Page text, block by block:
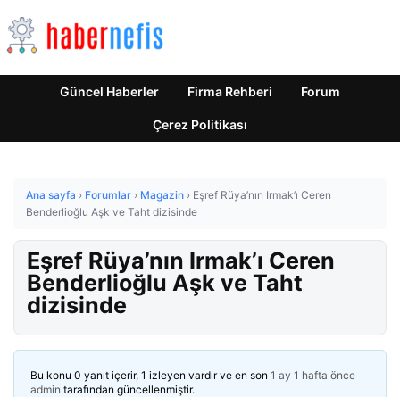
Güncel Haberler Firma Rehberi Forum
Çerez Politikası
Ana sayfa › Forumlar › Magazin › Eşref Rüya’nın Irmak’ı Ceren
Benderlioğlu Aşk ve Taht dizisinde
Eşref Rüya’nın Irmak’ı Ceren
Benderlioğlu Aşk ve Taht
dizisinde
Bu konu 0 yanıt içerir, 1 izleyen vardır ve en son 1 ay 1 hafta önce
admin tarafından güncellenmiştir.